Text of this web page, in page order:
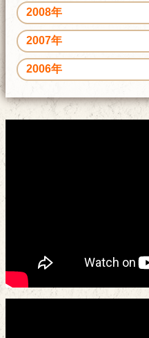
2008年
2007年
2006年